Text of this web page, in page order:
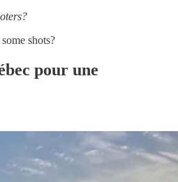
shots?
pour une